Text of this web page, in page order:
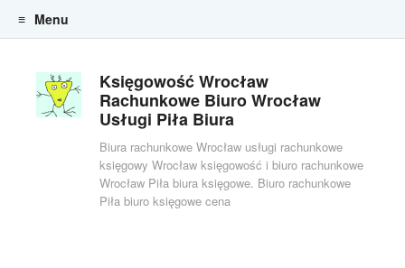
Księgowość Wrocław
Rachunkowe Biuro Wrocław
Usługi Piła Biura
Biura rachunkowe Wrocław usługi rachunkowe
księgowy Wrocław księgowość i biuro rachunkowe
Wrocław Piła biura księgowe. Biuro rachunkowe
Piła biuro księgowe cena
Menu